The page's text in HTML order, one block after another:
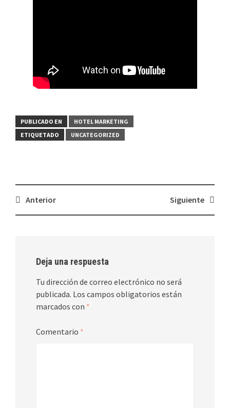
PUBLICADO EN
HOTEL MARKETING
ETIQUETADO
UNCATEGORIZED
Navegación
de
Anterior Siguiente
Deja una respuesta
Tu dirección de correo electrónico no será
publicada. Los campos obligatorios están
marcados con *
Comentario *